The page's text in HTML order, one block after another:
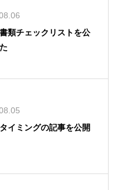
類チェックリストを公
イミングの記事を公開